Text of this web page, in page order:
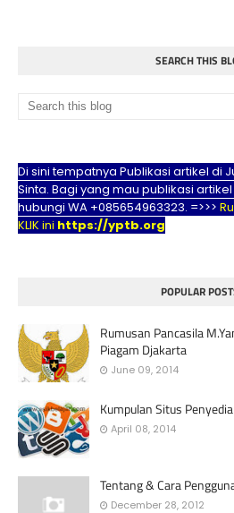
SEARCH THIS
Di sini tempatnya Publikasi artikel di
Sinta. Bagi yang mau publikasi
hubungi WA +085654963323. =>>>
KLIK ini https://yptb.org
POPULAR
Rumusan Pancasila
Piagam Djakarta
June 09, 2014
Kumpulan Situs
April 08, 2014
Tentang & Cara
December 28, 2012